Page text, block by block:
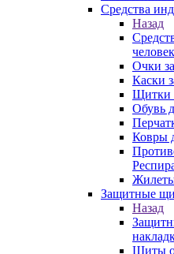
Средства
Назад
Очки
Каски
Щитки
Обувь
Ковры
Защитные
Назад
Щиты